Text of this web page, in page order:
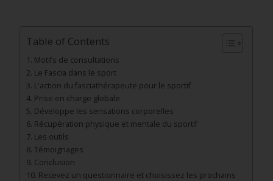
Table of Contents
Motifs de consultations
Le Fascia dans le sport
L'action du fasciathérapeute pour le sportif
Prise en charge globale
Développe les sensations corporelles
Récupération physique et mentale du sportif
Les outils
Témoignages
Conclusion
Recevez un questionnaire et choisissez les prochains